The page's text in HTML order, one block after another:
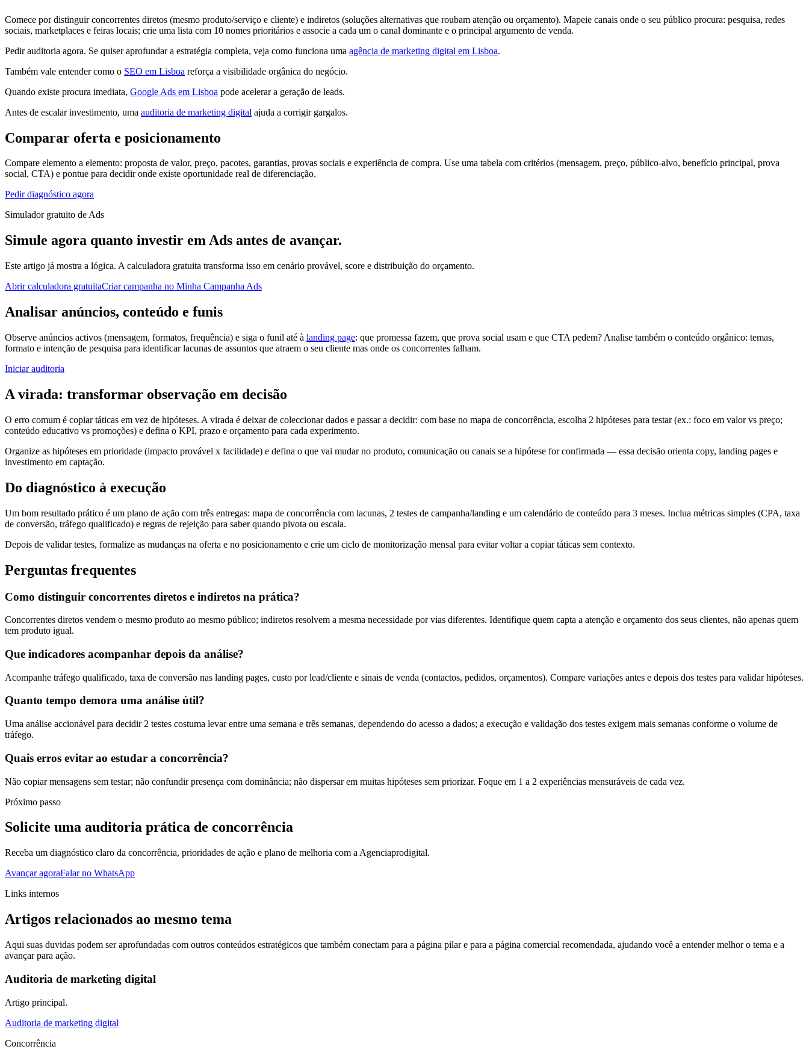
Comece por distinguir concorrentes diretos (mesmo produto/serviço e cliente) e indiretos (soluções alternativas que roubam atenção ou orçamento). Mapeie canais onde o seu público procura: pesquisa, redes
sociais, marketplaces e feiras locais; crie uma lista com 10 nomes prioritários e associe a cada um o canal dominante e o principal argumento de venda.
Pedir auditoria agora. Se quiser aprofundar a estratégia completa, veja como funciona uma agência de marketing digital em Lisboa.
Também vale entender como o SEO em Lisboa reforça a visibilidade orgânica do negócio.
Quando existe procura imediata, Google Ads em Lisboa pode acelerar a geração de leads.
Antes de escalar investimento, uma auditoria de marketing digital ajuda a corrigir gargalos.
Comparar oferta e posicionamento
Compare elemento a elemento: proposta de valor, preço, pacotes, garantias, provas sociais e experiência de compra. Use uma tabela com critérios (mensagem, preço, público-alvo, benefício principal, prova
social, CTA) e pontue para decidir onde existe oportunidade real de diferenciação.
Pedir diagnóstico agora
Simulador gratuito de Ads
Simule agora quanto investir em Ads antes de avançar.
Este artigo já mostra a lógica. A calculadora gratuita transforma isso em cenário provável, score e distribuição do orçamento.
Abrir calculadora gratuitaCriar campanha no Minha Campanha Ads
Analisar anúncios, conteúdo e funis
Observe anúncios activos (mensagem, formatos, frequência) e siga o funil até à landing page: que promessa fazem, que prova social usam e que CTA pedem? Analise também o conteúdo orgânico: temas,
formato e intenção de pesquisa para identificar lacunas de assuntos que atraem o seu cliente mas onde os concorrentes falham.
Iniciar auditoria
A virada: transformar observação em decisão
O erro comum é copiar táticas em vez de hipóteses. A virada é deixar de coleccionar dados e passar a decidir: com base no mapa de concorrência, escolha 2 hipóteses para testar (ex.: foco em valor vs preço;
conteúdo educativo vs promoções) e defina o KPI, prazo e orçamento para cada experimento.
Organize as hipóteses em prioridade (impacto provável x facilidade) e defina o que vai mudar no produto, comunicação ou canais se a hipótese for confirmada — essa decisão orienta copy, landing pages e
investimento em captação.
Do diagnóstico à execução
Um bom resultado prático é um plano de ação com três entregas: mapa de concorrência com lacunas, 2 testes de campanha/landing e um calendário de conteúdo para 3 meses. Inclua métricas simples (CPA, taxa
de conversão, tráfego qualificado) e regras de rejeição para saber quando pivota ou escala.
Depois de validar testes, formalize as mudanças na oferta e no posicionamento e crie um ciclo de monitorização mensal para evitar voltar a copiar táticas sem contexto.
Perguntas frequentes
Como distinguir concorrentes diretos e indiretos na prática?
Concorrentes diretos vendem o mesmo produto ao mesmo público; indiretos resolvem a mesma necessidade por vias diferentes. Identifique quem capta a atenção e orçamento dos seus clientes, não apenas quem
tem produto igual.
Que indicadores acompanhar depois da análise?
Acompanhe tráfego qualificado, taxa de conversão nas landing pages, custo por lead/cliente e sinais de venda (contactos, pedidos, orçamentos). Compare variações antes e depois dos testes para validar hipóteses.
Quanto tempo demora uma análise útil?
Uma análise accionável para decidir 2 testes costuma levar entre uma semana e três semanas, dependendo do acesso a dados; a execução e validação dos testes exigem mais semanas conforme o volume de
tráfego.
Quais erros evitar ao estudar a concorrência?
Não copiar mensagens sem testar; não confundir presença com dominância; não dispersar em muitas hipóteses sem priorizar. Foque em 1 a 2 experiências mensuráveis de cada vez.
Próximo passo
Solicite uma auditoria prática de concorrência
Receba um diagnóstico claro da concorrência, prioridades de ação e plano de melhoria com a Agenciaprodigital.
Avançar agoraFalar no WhatsApp
Links internos
Artigos relacionados ao mesmo tema
Aqui suas duvidas podem ser aprofundadas com outros conteúdos estratégicos que também conectam para a página pilar e para a página comercial recomendada, ajudando você a entender melhor o tema e a
avançar para ação.
Auditoria de marketing digital
Artigo principal.
Auditoria de marketing digital
Concorrência